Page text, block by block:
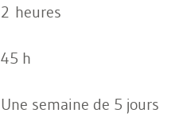
2 heures
45 h
Une semaine de 5 jours